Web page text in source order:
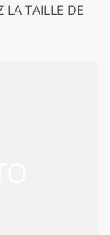
LA TAILLE DE